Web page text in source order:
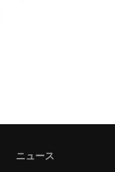
ニュース